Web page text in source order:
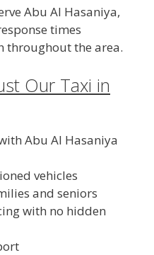
Abu Al Hasaniya,
times
throughout the area.
Our Taxi in
Abu Al Hasaniya
vehicles
and seniors
with no hidden